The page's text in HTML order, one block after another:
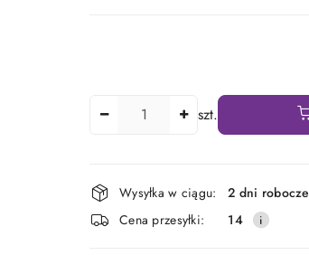
szt.
Dostępność
i
dostawa
Wysyłka w ciągu:
2 dni robocze
Cena przesyłki:
14